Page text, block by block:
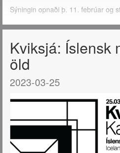
Sýningin opnaði þ. 11. febrúar og
Kviksjá: Íslensk
öld
2023-03-25